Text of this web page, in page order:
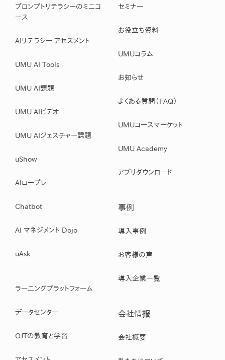
プロンプトリテラシーのミニコ
ース
AIリテラシー アセスメント
UMU AI Tools
UMU AI課題
UMU AIビデオ
UMU AIジェスチャー課題
uShow
AIロープレ
Chatbot
AI マネジメント Dojo
uAsk
ラーニングプラットフォーム
データセンター
OJTの教育と学習
セミナー
お役立ち資料
UMUコラム
お知らせ
よくある質問（FAQ）
UMUコースマーケット
UMU Academy
アプリダウンロード
事例
導入事例
お客様の声
導入企業一覧
会社情报
会社概要